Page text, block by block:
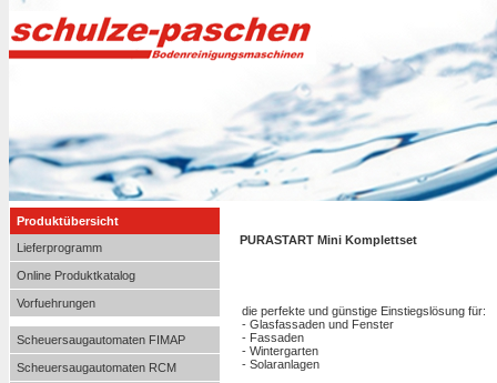
Produktübersicht
Lieferprogramm
Online Produktkatalog
Vorfuehrungen
Scheuersaugautomaten FIMAP
Scheuersaugautomaten RCM
PURASTART Mini Komplettset
die perfekte und günstige Einstiegslösung für:
- Glasfassaden und Fenster
- Fassaden
- Wintergarten
- Solaranlagen